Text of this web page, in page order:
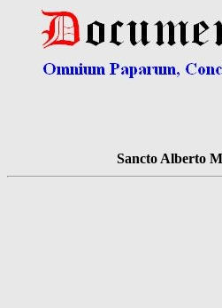
Sancto Alberto